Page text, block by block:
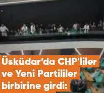
Üsküdar’da CHP'liler
ve Yeni Partililer
birbirine girdi: